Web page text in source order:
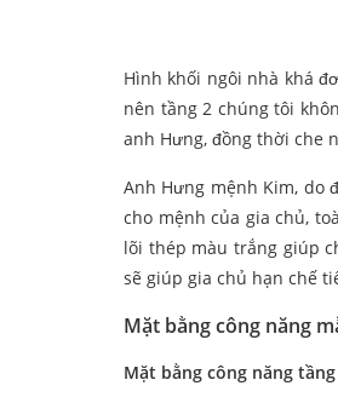
Hình khối ngôi nhà khá
nên tầng 2 chúng tôi
anh Hưng, đồng thời che
Anh Hưng mệnh Kim, do
cho mệnh của gia chủ,
lõi thép màu trắng giúp
sẽ giúp gia chủ hạn chế
Mặt bằng công năng
Mặt bằng công năng